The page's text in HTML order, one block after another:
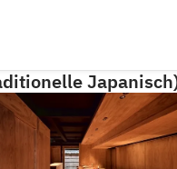
、やがて訪れる深い余韻